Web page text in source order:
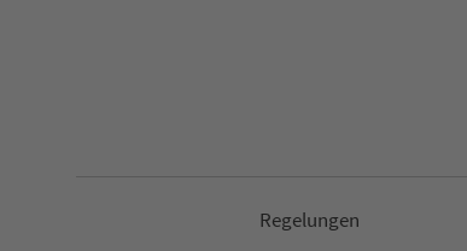
Re­ge­lungen